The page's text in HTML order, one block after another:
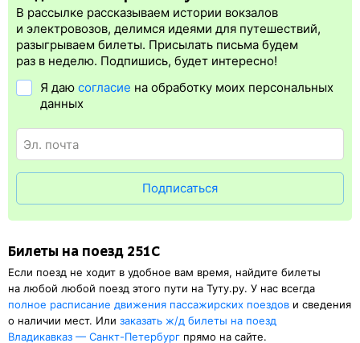
электронная регистрация.
Электронная регистрацияпроизводитсясразупосле оплаты
билета.Электронная регистрация— это опция, которая
упрощает жизнь пассажиру. Её плюс в том, что не требуется
Электронная регистрация доступна почти для всех заказов,
исключение составляют поезда
личности, указанный в электронном жд билете. А в случае
посадочного купона.
В рассылке рассказываем истории вокзалов
и электровозов, делимся идеями для путешествий,
разыгрываем билеты. Присылать письма будем
раз в неделю. Подпишись, будет интересно!
Я даю согласие на обработку моих персональных
данных
Подписаться
Билеты на поезд 251С
Если поезд не ходит в удобное вам время, найдите билеты
на любой любой поезд этого пути на Туту.ру. У нас всегда
полное расписание движения пассажирских поездов и сведения
о наличии мест. Или заказать ж/д билеты на поезд
Владикавказ — Санкт-Петербург прямо на сайте.